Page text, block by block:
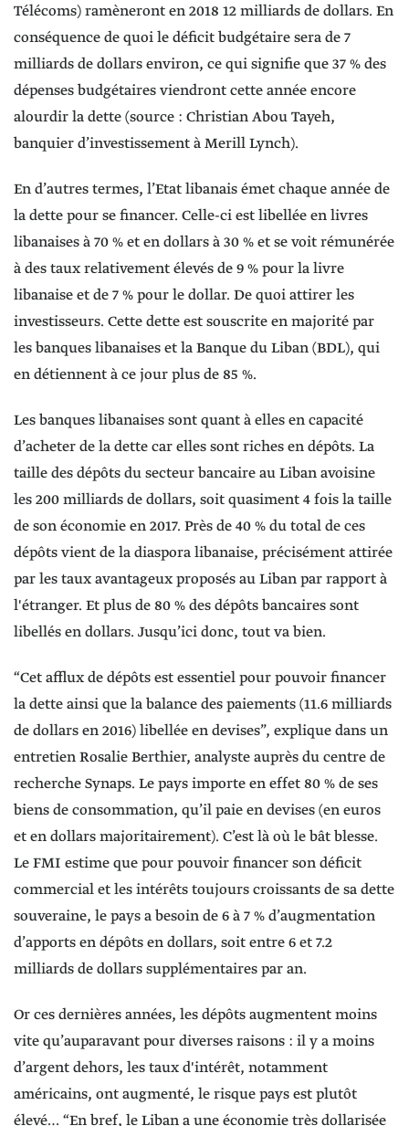
Télécoms) ramèneront en 2018 12 milliards de dollars. En
conséquence de quoi le déficit budgétaire sera de 7
milliards de dollars environ, ce qui signifie que 37 % des
dépenses budgétaires viendront cette année encore
alourdir la dette (source : Christian Abou Tayeh,
banquier d’investissement à Merill Lynch).
En d’autres termes, l’Etat libanais émet chaque année de
la dette pour se financer. Celle-ci est libellée en livres
libanaises à 70 % et en dollars à 30 % et se voit rémunérée
à des taux relativement élevés de 9 % pour la livre
libanaise et de 7 % pour le dollar. De quoi attirer les
investisseurs. Cette dette est souscrite en majorité par
les banques libanaises et la Banque du Liban (BDL), qui
en détiennent à ce jour plus de 85 %.
Les banques libanaises sont quant à elles en capacité
d’acheter de la dette car elles sont riches en dépôts. La
taille des dépôts du secteur bancaire au Liban avoisine
les 200 milliards de dollars, soit quasiment 4 fois la taille
de son économie en 2017. Près de 40 % du total de ces
dépôts vient de la diaspora libanaise, précisément attirée
par les taux avantageux proposés au Liban par rapport à
l'étranger. Et plus de 80 % des dépôts bancaires sont
libellés en dollars. Jusqu’ici donc, tout va bien.
“Cet afflux de dépôts est essentiel pour pouvoir financer
la dette ainsi que la balance des paiements (11.6 milliards
de dollars en 2016) libellée en devises”, explique dans un
entretien Rosalie Berthier, analyste auprès du centre de
recherche Synaps. Le pays importe en effet 80 % de ses
biens de consommation, qu’il paie en devises (en euros
et en dollars majoritairement). C’est là où le bât blesse.
Le FMI estime que pour pouvoir financer son déficit
commercial et les intérêts toujours croissants de sa dette
souveraine, le pays a besoin de 6 à 7 % d’augmentation
d’apports en dépôts en dollars, soit entre 6 et 7.2
milliards de dollars supplémentaires par an.
Or ces dernières années, les dépôts augmentent moins
vite qu’auparavant pour diverses raisons : il y a moins
d’argent dehors, les taux d'intérêt, notamment
américains, ont augmenté, le risque pays est plutôt
élevé… “En bref, le Liban a une économie très dollarisée